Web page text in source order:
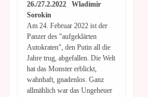
26./27.2.2022 Wladimir
Sorokin
Am 24. Februar 2022 ist der
Panzer des "aufgeklärten
Autokraten", den Putin all die
Jahre trug, abgefallen. Die Welt
hat das Monster erblickt,
wahnhaft, gnadenlos. Ganz
allmählich war das Ungeheuer